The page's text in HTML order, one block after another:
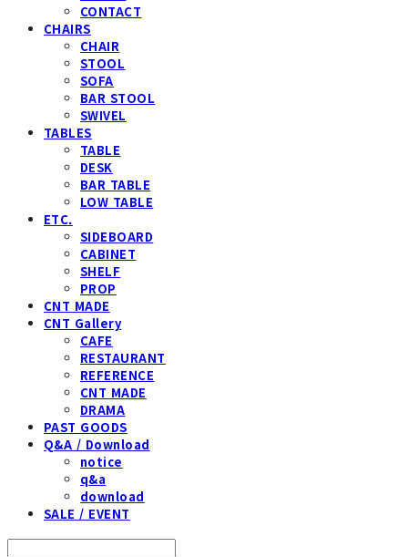
CONTACT
CHAIRS
CHAIR
STOOL
SOFA
BAR STOOL
SWIVEL
TABLES
TABLE
DESK
BAR TABLE
LOW TABLE
ETC.
SIDEBOARD
CABINET
SHELF
PROP
CNT MADE
CNT Gallery
CAFE
RESTAURANT
REFERENCE
CNT MADE
DRAMA
PAST GOODS
Q&A / Download
notice
q&a
download
SALE / EVENT